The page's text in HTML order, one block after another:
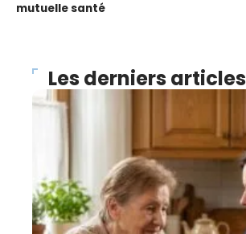
mutuelle santé
Les derniers articles